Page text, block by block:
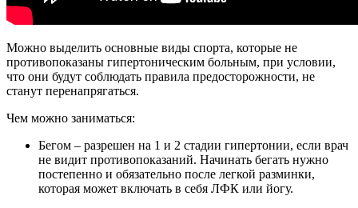
Можно выделить основные виды спорта, которые не
противопоказаны гипертоническим больным, при условии,
что они будут соблюдать правила предосторожности, не
станут перенапрягаться.
Чем можно заниматься:
Бегом – разрешен на 1 и 2 стадии гипертонии, если врач
не видит противопоказаний. Начинать бегать нужно
постепенно и обязательно после легкой разминки,
которая может включать в себя ЛФК или йогу.